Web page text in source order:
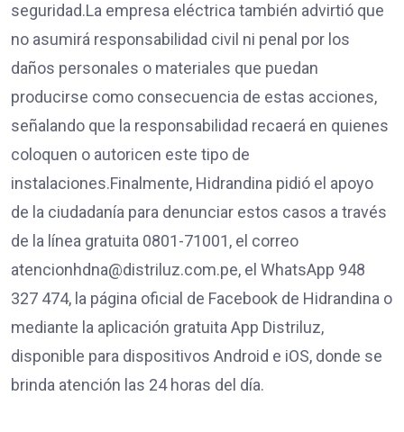
seguridad.La empresa eléctrica también advirtió que
no asumirá responsabilidad civil ni penal por los
daños personales o materiales que puedan
producirse como consecuencia de estas acciones,
señalando que la responsabilidad recaerá en quienes
coloquen o autoricen este tipo de
instalaciones.Finalmente, Hidrandina pidió el apoyo
de la ciudadanía para denunciar estos casos a través
de la línea gratuita 0801-71001, el correo
atencionhdna@distriluz.com.pe, el WhatsApp 948
327 474, la página oficial de Facebook de Hidrandina o
mediante la aplicación gratuita App Distriluz,
disponible para dispositivos Android e iOS, donde se
brinda atención las 24 horas del día.